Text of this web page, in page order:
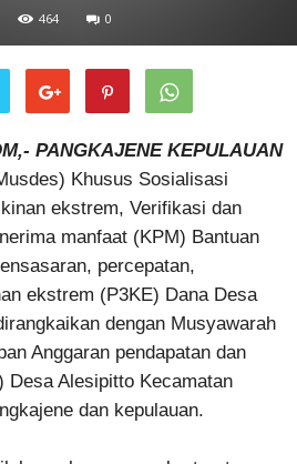
464 0
PANGKAJENE KEPULAUAN
Khusus Sosialisasi
ekstrem, Verifikasi dan
manfaat (KPM) Bantuan
percepatan,
ekstrem (P3KE) Dana Desa
dengan Musyawarah
Anggaran pendapatan dan
Desa Alesipitto Kecamatan
dan kepulauan.